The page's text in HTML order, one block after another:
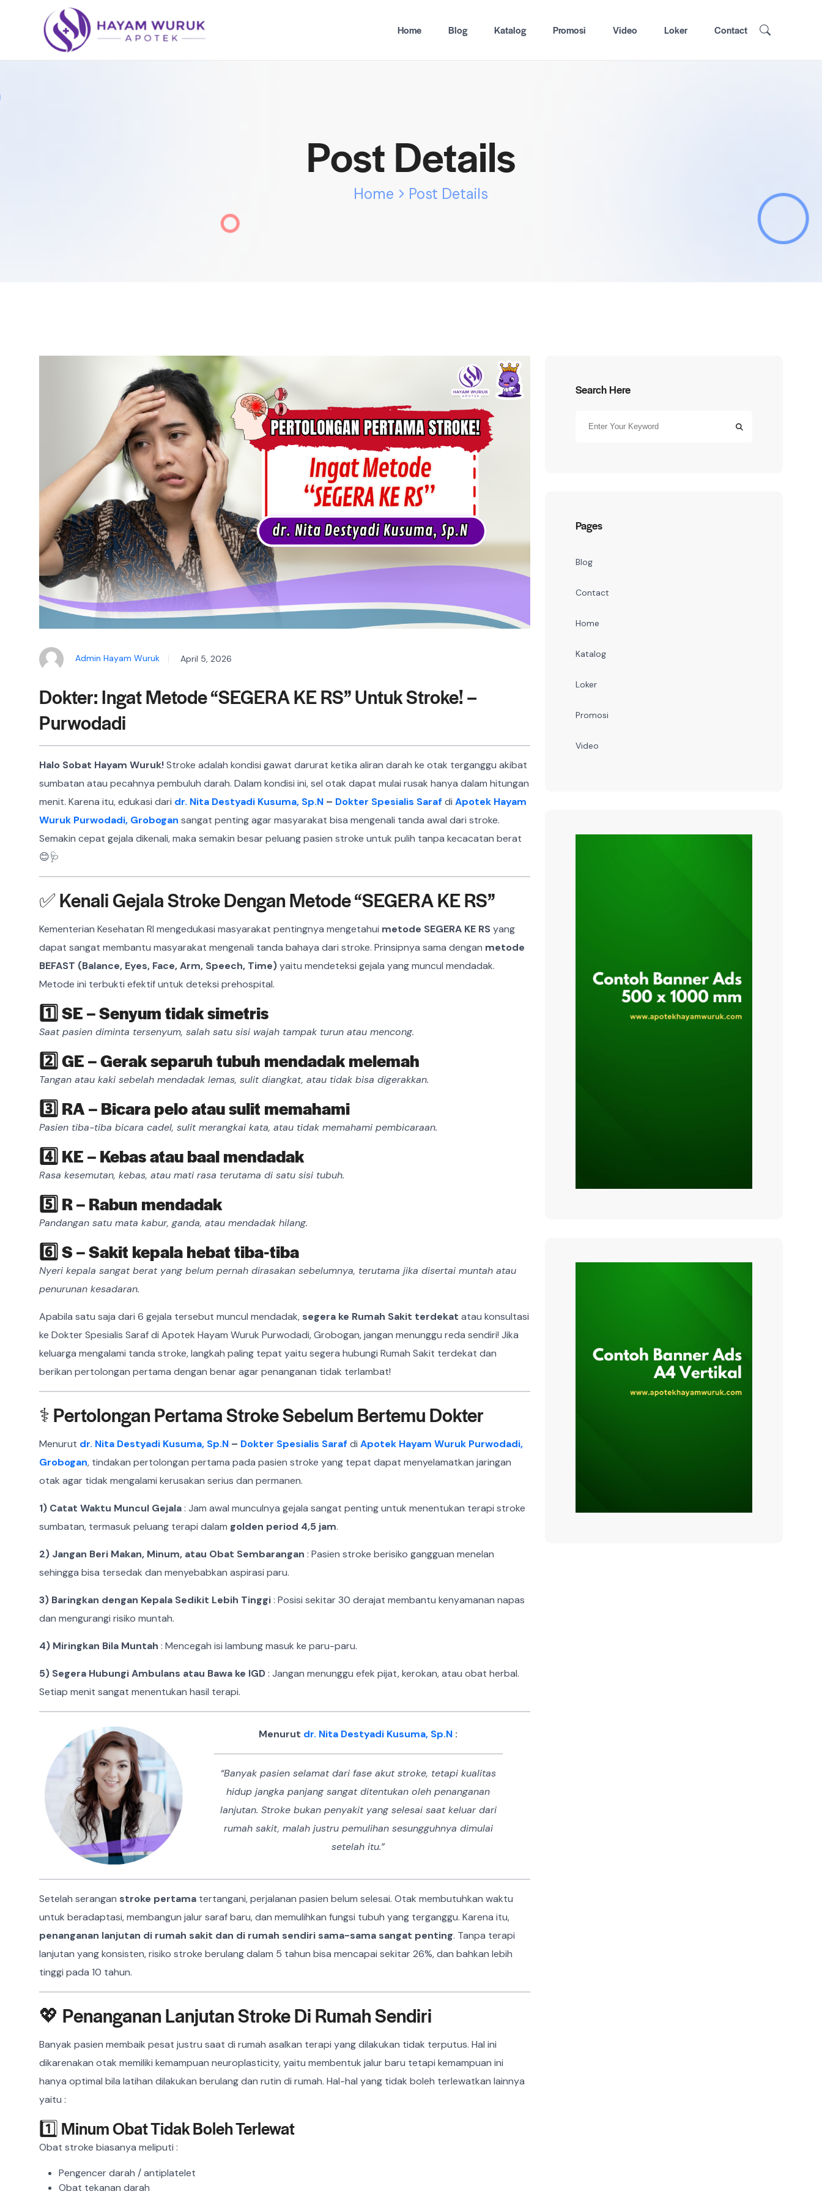
Home Blog Katalog Promosi Video Loker Contact
Post Details
Home Post Details
Admin Hayam Wuruk April 5, 2026
Dokter: Ingat Metode “SEGERA KE RS” Untuk Stroke! –
Purwodadi
Halo Sobat Hayam Wuruk!Stroke adalah kondisi gawat darurat ketika aliran darah ke otak terganggu akibat
sumbatan atau pecahnya pembuluh darah. Dalam kondisi ini, sel otak dapat mulai rusak hanya dalam hitungan
menit. Karena itu, edukasi dari dr. Nita Destyadi Kusuma, Sp.N – Dokter Spesialis Saraf di Apotek Hayam
Wuruk Purwodadi, Grobogan sangat penting agar masyarakat bisa mengenali tanda awal dari stroke.
Semakin cepat gejala dikenali, maka semakin besar peluang pasien stroke untuk pulih tanpa kecacatan berat
😊🩺
✅ Kenali Gejala Stroke Dengan Metode “SEGERA KE RS”
Kementerian Kesehatan RI mengedukasi masyarakat pentingnya mengetahui metode SEGERA KE RSyang
dapat sangat membantu masyarakat mengenali tanda bahaya dari stroke. Prinsipnya sama dengan metode
BEFAST (Balance, Eyes, Face, Arm, Speech, Time)yaitu mendeteksi gejala yang muncul mendadak.
Metode ini terbukti efektif untuk deteksi prehospital.
1️⃣ SE – Senyum tidak simetris
Saat pasien diminta tersenyum, salah satu sisi wajah tampak turun atau mencong.
2️⃣ GE – Gerak separuh tubuh mendadak melemah
Tangan atau kaki sebelah mendadak lemas, sulit diangkat, atau tidak bisa digerakkan.
3️⃣ RA – Bicara pelo atau sulit memahami
Pasien tiba-tiba bicara cadel, sulit merangkai kata, atau tidak memahami pembicaraan.
4️⃣ KE – Kebas atau baal mendadak
Rasa kesemutan, kebas, atau mati rasa terutama di satu sisi tubuh.
5️⃣ R – Rabun mendadak
Pandangan satu mata kabur, ganda, atau mendadak hilang.
6️⃣ S – Sakit kepala hebat tiba-tiba
Nyeri kepala sangat berat yang belum pernah dirasakan sebelumnya, terutama jika disertai muntah atau
penurunan kesadaran.
Apabila satu saja dari 6 gejala tersebut muncul mendadak, segera ke Rumah Sakit terdekat atau konsultasi
ke Dokter Spesialis Saraf di Apotek Hayam Wuruk Purwodadi, Grobogan, jangan menunggu reda sendiri! Jika
keluarga mengalami tanda stroke, langkah paling tepat yaitu segera hubungi Rumah Sakit terdekat dan
berikan pertolongan pertama dengan benar agar penanganan tidak terlambat!
⚕️ Pertolongan Pertama Stroke Sebelum Bertemu Dokter
Menurut dr. Nita Destyadi Kusuma, Sp.N – Dokter Spesialis Saraf di Apotek Hayam Wuruk Purwodadi,
Grobogan, tindakan pertolongan pertama pada pasien stroke yang tepat dapat menyelamatkan jaringan
otak agar tidak mengalami kerusakan serius dan permanen.
1) Catat Waktu Muncul Gejala: Jam awal munculnya gejala sangat penting untuk menentukan terapi stroke
sumbatan, termasuk peluang terapi dalam golden period 4,5 jam.
2) Jangan Beri Makan, Minum, atau Obat Sembarangan : Pasien stroke berisiko gangguan menelan
sehingga bisa tersedak dan menyebabkan aspirasi paru.
3) Baringkan dengan Kepala Sedikit Lebih Tinggi: Posisi sekitar 30 derajat membantu kenyamanan napas
dan mengurangi risiko muntah.
4) Miringkan Bila Muntah : Mencegah isi lambung masuk ke paru-paru.
5) Segera Hubungi Ambulans atau Bawa ke IGD: Jangan menunggu efek pijat, kerokan, atau obat herbal.
Setiap menit sangat menentukan hasil terapi.
Menurut dr. Nita Destyadi Kusuma, Sp.N :
“Banyak pasien selamat dari fase akut stroke, tetapi kualitas
hidup jangka panjang sangat ditentukan oleh penanganan
lanjutan. Stroke bukan penyakit yang selesai saat keluar dari
rumah sakit, malah justru pemulihan sesungguhnya dimulai
setelah itu.”
Setelah serangan stroke pertama tertangani, perjalanan pasien belum selesai. Otak membutuhkan waktu
untuk beradaptasi, membangun jalur saraf baru, dan memulihkan fungsi tubuh yang terganggu. Karena itu,
penanganan lanjutan di rumah sakit dan di rumah sendiri sama-sama sangat penting. Tanpa terapi
lanjutan yang konsisten, risiko stroke berulang dalam 5 tahun bisa mencapai sekitar 26%, dan bahkan lebih
tinggi pada 10 tahun.
💖 Penanganan Lanjutan Stroke Di Rumah Sendiri
Banyak pasien membaik pesat justru saat di rumah asalkan terapi yang dilakukan tidak terputus. Hal ini
dikarenakan otak memiliki kemampuan neuroplasticity, yaitu membentuk jalur baru tetapi kemampuan ini
hanya optimal bila latihan dilakukan berulang dan rutin di rumah. Hal-hal yang tidak boleh terlewatkan lainnya
yaitu :
1️⃣ Minum Obat Tidak Boleh Terlewat
Obat stroke biasanya meliputi :
Pengencer darah / antiplatelet
Obat tekanan darah
Search Here
Pages
Blog
Contact
Home
Katalog
Loker
Promosi
Video